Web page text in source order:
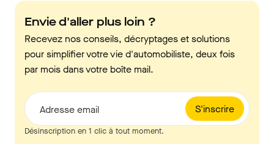
Envie d'aller plus loin ?
Recevez nos conseils, décryptages et solutions
pour simplifier votre vie d'automobiliste, deux fois
par mois dans votre boîte mail.
S'inscrire
Adresse email
Désinscription en 1 clic à tout moment.